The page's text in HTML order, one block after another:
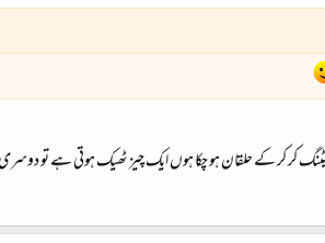
کر کر کے حلقان ہو چکا ہوں ایک چیز ٹھیک ہوتی ہے تو